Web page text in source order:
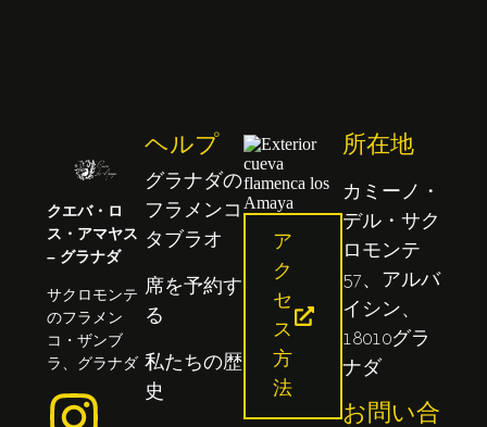
クエバ・ロ
ス・アマヤス
– グラナダ
サクロモンテ
のフラメン
コ・ザンブ
ラ、グラナダ
ヘルプ
グラナダの
フラメンコ
タブラオ
席を予約す
る
私たちの歴
史
ア
ク
セ
ス
方
法
所在地
カミーノ・
デル・サク
ロモンテ
57、アルバ
イシン、
18010グラ
ナダ
お問い合